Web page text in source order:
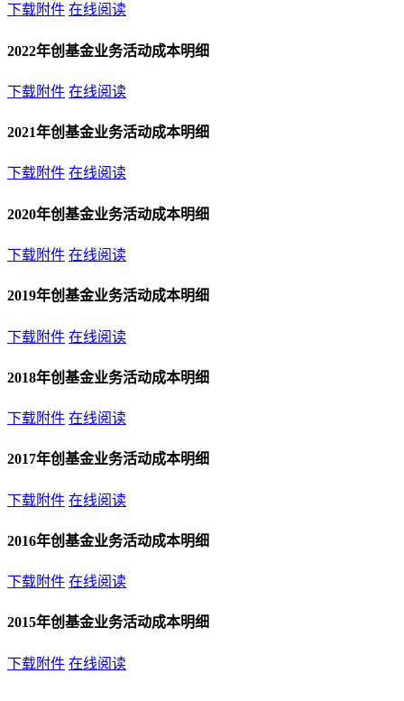
下载附件 在线阅读
2022年创基金业务活动成本明细
下载附件 在线阅读
2021年创基金业务活动成本明细
下载附件 在线阅读
2020年创基金业务活动成本明细
下载附件 在线阅读
2019年创基金业务活动成本明细
下载附件 在线阅读
2018年创基金业务活动成本明细
下载附件 在线阅读
2017年创基金业务活动成本明细
下载附件 在线阅读
2016年创基金业务活动成本明细
下载附件 在线阅读
2015年创基金业务活动成本明细
下载附件 在线阅读